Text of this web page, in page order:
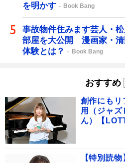
を明かす
Book Bang
事故物件住みます芸人・
部屋を大公開 漫画家・清
体験とは？
Book Bang
おすすめ
創作にもリ
用（ジャ
ん）【
【特別読